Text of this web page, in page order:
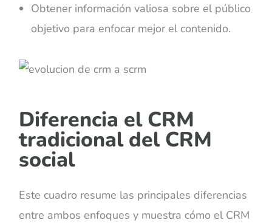
Obtener información valiosa sobre el público
objetivo para enfocar mejor el contenido.
Diferencia el CRM
tradicional del CRM
social
Este cuadro resume las principales diferencias
entre ambos enfoques y muestra cómo el CRM